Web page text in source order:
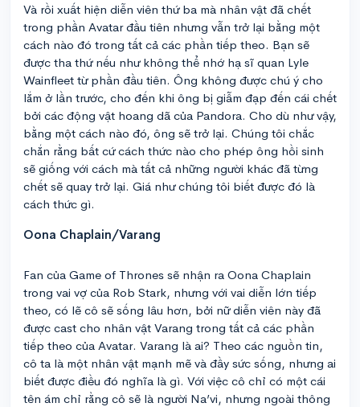
Và rồi xuất hiện diễn viên thứ ba mà nhân vật đã chết
trong phần Avatar đầu tiên nhưng vẫn trở lại bằng một
cách nào đó trong tất cả các phần tiếp theo. Bạn sẽ
được tha thứ nếu như không thể nhớ hạ sĩ quan Lyle
Wainfleet từ phần đầu tiên. Ông không được chú ý cho
lắm ở lần trước, cho đến khi ông bị giẫm đạp đến cái chết
bởi các động vật hoang dã của Pandora. Cho dù như vậy,
bằng một cách nào đó, ông sẽ trở lại. Chúng tôi chắc
chắn rằng bất cứ cách thức nào cho phép ông hồi sinh
sẽ giống với cách mà tất cả những người khác đã từng
chết sẽ quay trở lại. Giá như chúng tôi biết được đó là
cách thức gì.
Oona Chaplain/Varang
Fan của Game of Thrones sẽ nhận ra Oona Chaplain
trong vai vợ của Rob Stark, nhưng với vai diễn lớn tiếp
theo, có lẽ cô sẽ sống lâu hơn, bởi nữ diễn viên này đã
được cast cho nhân vật Varang trong tất cả các phần
tiếp theo của Avatar. Varang là ai? Theo các nguồn tin,
cô ta là một nhân vật mạnh mẽ và đầy sức sống, nhưng ai
biết được điều đó nghĩa là gì. Với việc cô chỉ có một cái
tên ám chỉ rằng cô sẽ là người Na’vi, nhưng ngoài thông